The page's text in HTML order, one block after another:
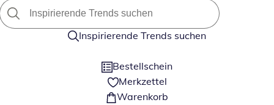
Inspirierende Trends suchen
Bestellschein
Merkzettel
Warenkorb